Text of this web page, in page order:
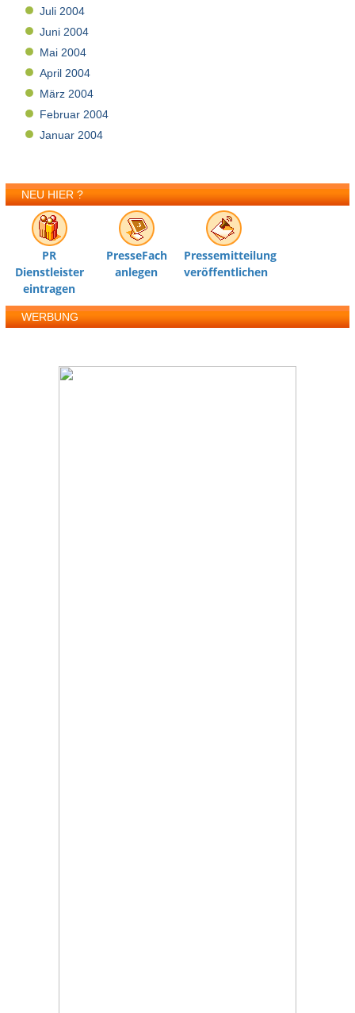
Juli 2004
Juni 2004
Mai 2004
April 2004
März 2004
Februar 2004
Januar 2004
NEU HIER ?
PR
Dienstleister
eintragen
PresseFach
anlegen
Pressemitteilung
veröffentlichen
WERBUNG